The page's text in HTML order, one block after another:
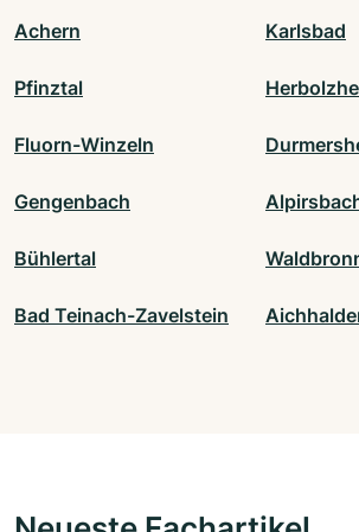
Achern Karlsbad
Pfinztal
Fluorn-Winzeln
Gengenbach
Bühlertal
Bad Teinach-Zavelstein